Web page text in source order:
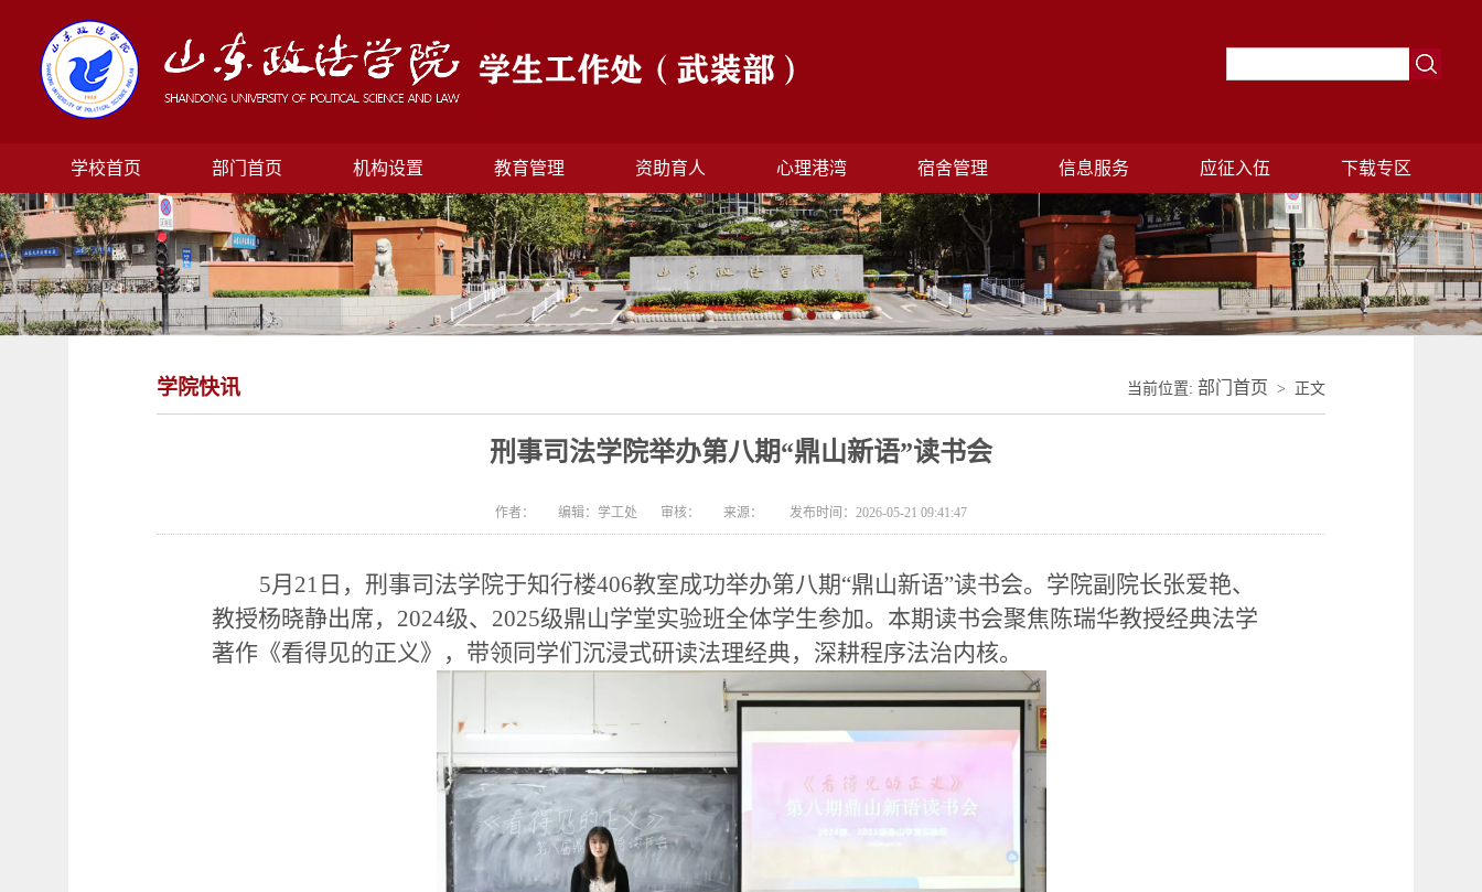
学校首页 部门首页 机构设置 教育管理 资助育人 心理港湾 宿舍管理 信息服务 应征入伍 下载专区
学院快讯 当前位置: 部门首页 > 正文
刑事司法学院举办第八期“鼎山新语”读书会
作者： 编辑：学工处 审核： 来源： 发布时间：2026-05-21 09:41:47
5月21日，刑事司法学院于知行楼406教室成功举办第八期“鼎山新语”读书会。学院副院长张爱艳、
教授杨晓静出席，2024级、2025级鼎山学堂实验班全体学生参加。本期读书会聚焦陈瑞华教授经典法学
著作《看得见的正义》，带领同学们沉浸式研读法理经典，深耕程序法治内核。